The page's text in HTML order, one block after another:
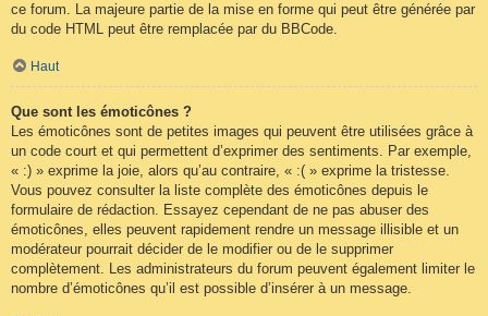
ce forum. La majeure partie de la mise en forme qui peut être générée par
du code HTML peut être remplacée par du BBCode.
Haut
Que sont les émoticônes ?
Les émoticônes sont de petites images qui peuvent être utilisées grâce à
un code court et qui permettent d’exprimer des sentiments. Par exemple,
« :) » exprime la joie, alors qu’au contraire, « :( » exprime la tristesse.
Vous pouvez consulter la liste complète des émoticônes depuis le
formulaire de rédaction. Essayez cependant de ne pas abuser des
émoticônes, elles peuvent rapidement rendre un message illisible et un
modérateur pourrait décider de le modifier ou de le supprimer
complètement. Les administrateurs du forum peuvent également limiter le
nombre d’émoticônes qu’il est possible d’insérer à un message.